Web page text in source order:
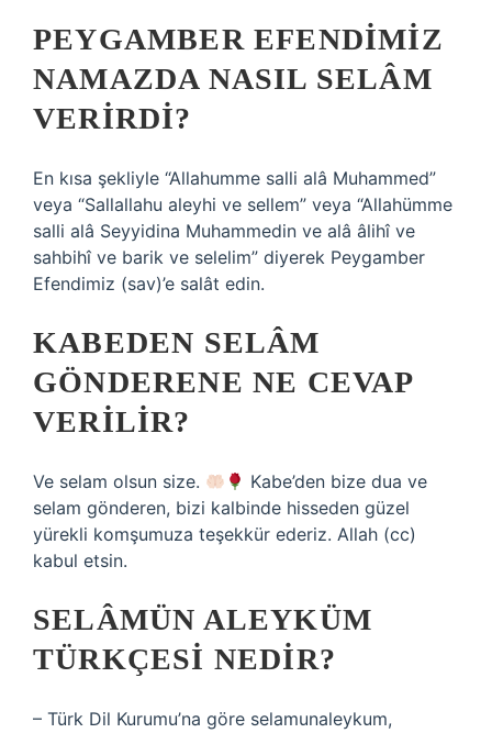
PEYGAMBER EFENDIMIZ
NAMAZDA NASIL SELÂM
VERIRDI?
En kısa şekliyle “Allahumme salli alâ Muhammed”
veya “Sallallahu aleyhi ve sellem” veya “Allahümme
salli alâ Seyyidina Muhammedin ve alâ âlihî ve
sahbihî ve barik ve selelim” diyerek Peygamber
Efendimiz (sav)’e salât edin.
KABEDEN SELÂM
GÖNDERENE NE CEVAP
VERILIR?
Ve selam olsun size.
Kabe’den bize dua ve
selam gönderen, bizi kalbinde hisseden güzel
yürekli komşumuza teşekkür ederiz. Allah (cc)
kabul etsin.
SELÂMÜN ALEYKÜM
TÜRKÇESI NEDIR?
– Türk Dil Kurumu’na göre selamunaleykum,